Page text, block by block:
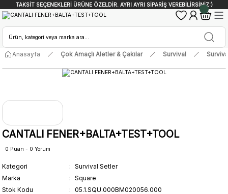
TAKSİT SEÇENEKLERİ ÜRÜNE ÖZELDİR. AYRI AYRI SİPARİŞ VEREBİLİRSİNİZ:)
Anasayfa Çok Amaçlı Aletler & Çakılar Survival
CANTALI FENER+BALTA+TEST+TOOL
0 Puan - 0 Yorum
Kategori
Survival Setler
Marka
Square
Stok Kodu
05.1.SQU.000BM020056.000